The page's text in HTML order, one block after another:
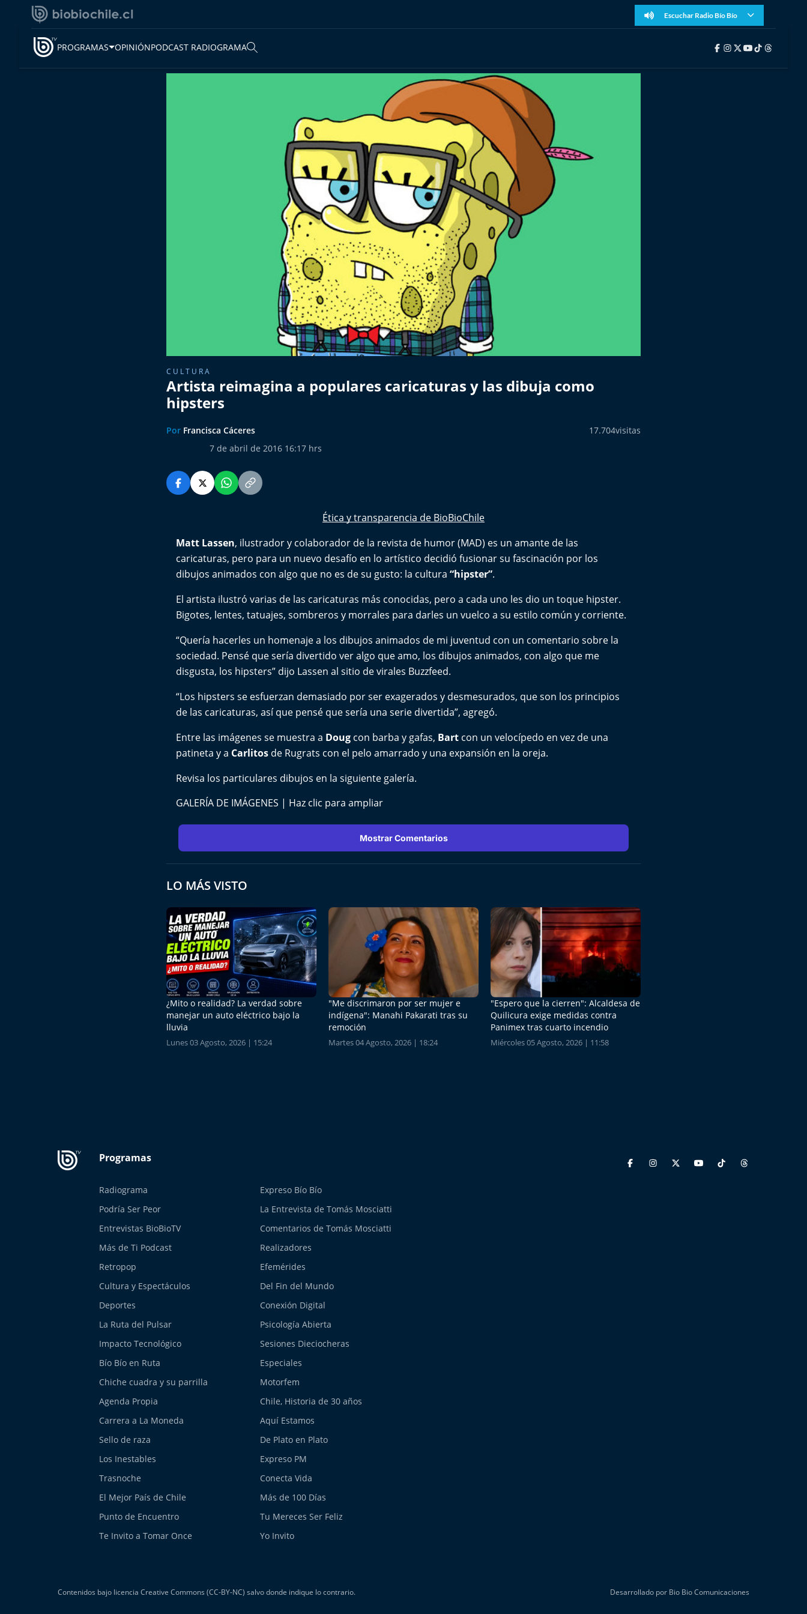
Escuchar Radio Bío Bío
PROGRAMAS OPINIÓNPODCAST RADIOGRAMA
CULTURA
Artista reimagina a populares caricaturas y las dibuja como
hipsters
Por Francisca Cáceres
7 de abril de 2016 16:17 hrs
17.704visitas
Ética y transparencia de BioBioChile
Matt Lassen, ilustrador y colaborador de la revista de humor (MAD) es un amante de las
caricaturas, pero para un nuevo desafío en lo artístico decidió fusionar su fascinación por los
dibujos animados con algo que no es de su gusto: la cultura “hipster”.
El artista ilustró varias de las caricaturas más conocidas, pero a cada uno les dio un toque hipster.
Bigotes, lentes, tatuajes, sombreros y morrales para darles un vuelco a su estilo común y corriente.
“Quería hacerles un homenaje a los dibujos animados de mi juventud con un comentario sobre la
sociedad. Pensé que sería divertido ver algo que amo, los dibujos animados, con algo que me
disgusta, los hipsters” dijo Lassen al sitio de virales Buzzfeed.
“Los hipsters se esfuerzan demasiado por ser exagerados y desmesurados, que son los principios
de las caricaturas, así que pensé que sería una serie divertida”, agregó.
Entre las imágenes se muestra a Doug con barba y gafas, Bart con un velocípedo en vez de una
patineta y a Carlitos de Rugrats con el pelo amarrado y una expansión en la oreja.
Revisa los particulares dibujos en la siguiente galería.
GALERÍA DE IMÁGENES | Haz clic para ampliar
Mostrar Comentarios
LO MÁS VISTO
¿Mito o realidad? La verdad sobre
manejar un auto eléctrico bajo la
lluvia
Lunes 03 Agosto, 2026 | 15:24
"Me discrimaron por ser mujer e
indígena": Manahi Pakarati tras su
remoción
Martes 04 Agosto, 2026 | 18:24
"Espero que la cierren": Alcaldesa de
Quilicura exige medidas contra
Panimex tras cuarto incendio
Miércoles 05 Agosto, 2026 | 11:58
Radiograma
Expreso Bío Bío
Podría Ser Peor
La Entrevista de Tomás Mosciatti
Entrevistas BioBioTV
Comentarios de Tomás Mosciatti
Más de Ti Podcast
Realizadores
Retropop
Efemérides
Cultura y Espectáculos
Del Fin del Mundo
Deportes
Conexión Digital
La Ruta del Pulsar
Psicología Abierta
Impacto Tecnológico
Sesiones Dieciocheras
Bío Bío en Ruta
Especiales
Chiche cuadra y su parrilla
Motorfem
Agenda Propia
Chile, Historia de 30 años
Carrera a La Moneda
Aquí Estamos
Sello de raza
De Plato en Plato
Los Inestables
Expreso PM
Trasnoche
Conecta Vida
El Mejor País de Chile
Más de 100 Días
Punto de Encuentro
Tu Mereces Ser Feliz
Te Invito a Tomar Once
Yo Invito
Contenidos bajo licencia Creative Commons (CC-BY-NC) salvo donde indique lo contrario. Desarrollado por Bio Bio Comunicaciones